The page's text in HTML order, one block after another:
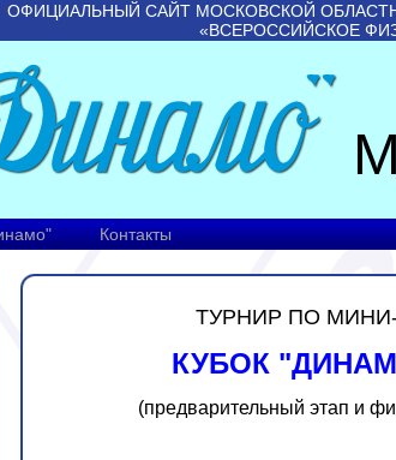
ОФИЦИАЛЬНЫЙ САЙТ МОСКОВСКОЙ
«ВСЕРОССИЙСКОЕ
Контакты
ТУРНИР ПО
КУБОК
(предварительный этап и